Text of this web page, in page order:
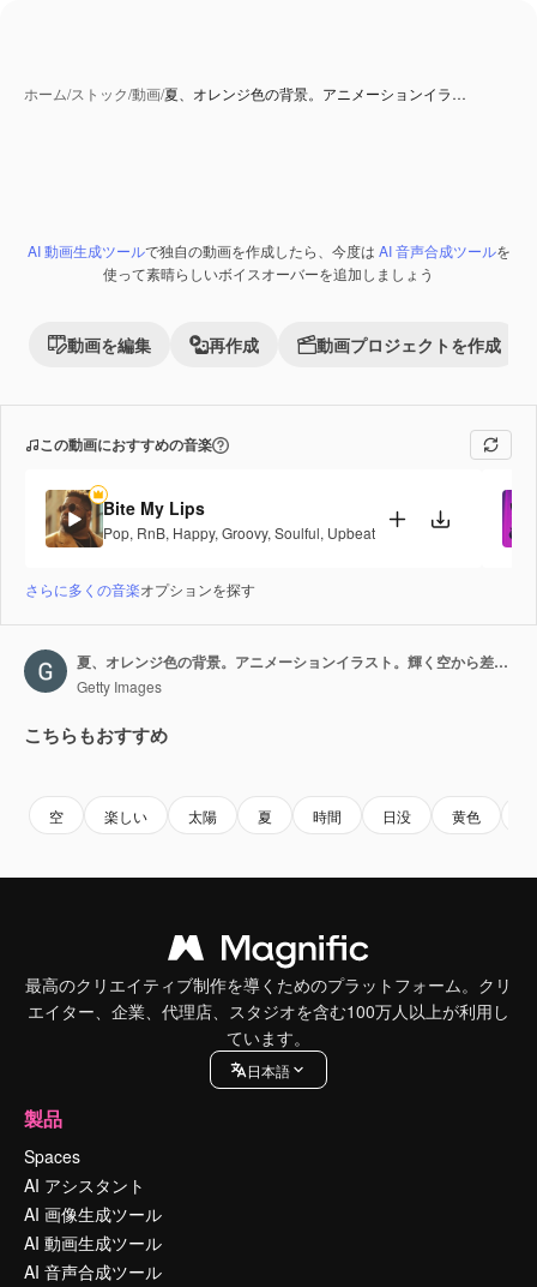
ホーム/ストック/動画/夏、オレンジ色の背景。アニメーションイラ…
Premium
AI 動画生成ツールで独自の動画を作成したら、今度は AI 音声合成ツールを
使って素晴らしいボイスオーバーを追加しましょう
動画を編集 再作成 動画プロジェクトを作成
この動画におすすめの音楽
Bite My Lips
Pop, RnB, Happy, Groovy, Soulful, Upbeat
さらに多くの音楽オプションを探す
夏、オレンジ色の背景。アニメーションイラスト。輝く空から差し込む光線が回転する。コピースペース付きのシームレスループ。
Getty Images
こちらもおすすめ
空 楽しい 太陽 夏 時間 日没 黄色
最高のクリエイティブ制作を導くためのプラットフォーム。クリ
エイター、企業、代理店、スタジオを含む100万人以上が利用し
ています。
日本語
製品
Spaces
AI アシスタント
AI 画像生成ツール
AI 動画生成ツール
AI 音声合成ツール